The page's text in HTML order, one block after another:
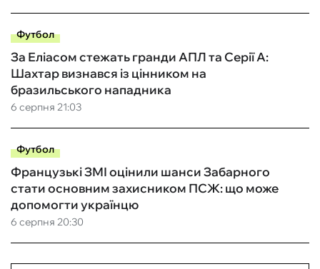
Футбол
6 серпня 21:03
За Еліасом стежать гранди АПЛ та Серії А:
Шахтар визнався із цінником на
бразильського нападника
Футбол
6 серпня 20:30
Французькі ЗМІ оцінили шанси Забарного
стати основним захисником ПСЖ: що може
допомогти українцю